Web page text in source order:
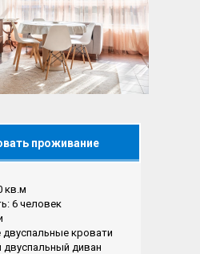
проживание
кв.м
6 человек
кровати
двуспальный диван